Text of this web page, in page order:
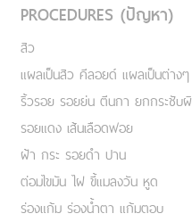
PROCEDURES (ปัญหา)
สิว
แผลเป็นสิว คีลอยด์ แผลเป็นต่างๆ
ริ้วรอย รอยย่น ตีนกา ยกกระชับ
รอยแดง เส้นเลือดฟอย
ฝ้า กระ รอยดำ ปาน
ต่อมไขมัน ไฝ ขี้แมลงวัน หูด
ร่องแก้ม ร่องน้ำตา แก้มตอบ